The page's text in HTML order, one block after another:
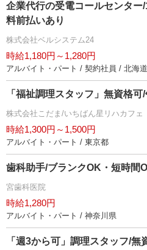
企業代行の受電コールセンタ
料前払いあり
株式会社ベルシステム24
時給1,180円～1,280円
アルバイト・パート / 契約社員 / 北海道
「福祉調理スタッフ」無資格
株式会社こだま/いちばん星リハカフェ
時給1,300円～1,500円
アルバイト・パート / 東京都
歯科助手/ブランクOK・短時間
宮歯科医院
時給1,280円
アルバイト・パート / 神奈川県
「週3から可」調理スタッフ/